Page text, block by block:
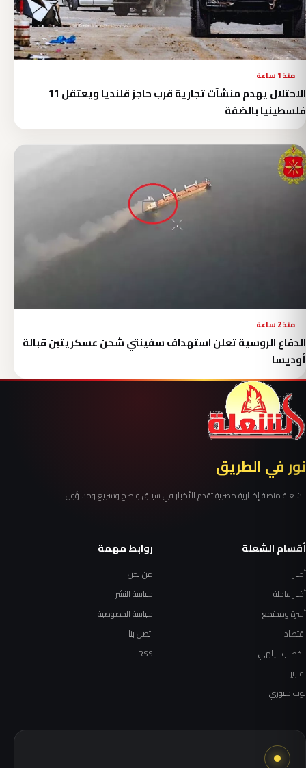
منذ 1 ساعة
الاحتلال يهدم منشآت تجارية قرب حاجز قلنديا ويعتقل 11
فلسطينيا بالضفة
منذ 2 ساعة
الدفاع الروسية تعلن استهداف سفينتي شحن عسكريتين قبالة
أوديسا
نور في الطريق
الشعلة منصة إخبارية مصرية تقدم الأخبار في سياق واضح وسريع ومسؤول.
أقسام الشعلة
أخبار
أخبار عاجلة
أسرة ومجتمع
اقتصاد
الخطاب الإلهي
تقارير
توب ستوري
روابط مهمة
من نحن
سياسة النشر
سياسة الخصوصية
اتصل بنا
RSS